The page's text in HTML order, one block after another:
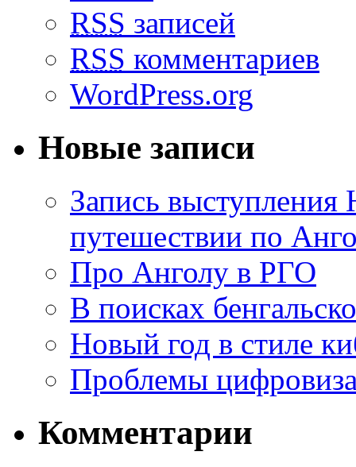
RSS записей
RSS комментариев
WordPress.org
Новые записи
Запись
путешествии по
Про Анголу в РГО
В поисках
Новый год в стиле
Проблемы
Комментарии